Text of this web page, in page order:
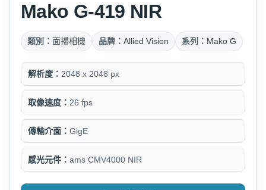
Mako G-419 NIR
類別： 面掃相機 品牌： Allied Vision 系列： Mako G
解析度： 2048 x 2048 px
取像速度： 26 fps
傳輸介面： GigE
感光元件： ams CMV4000 NIR